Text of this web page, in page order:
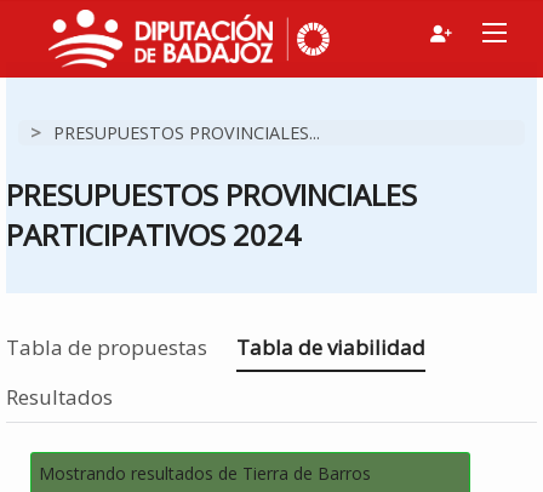
> PRESUPUESTOS PROVINCIALES...
PRESUPUESTOS PROVINCIALES
PARTICIPATIVOS 2024
Tabla de propuestas Estás en
Tabla de viabilidad
Resultados
Mostrando resultados de Tierra de Barros